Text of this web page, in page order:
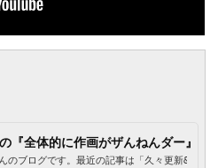
『全体的に作画がザんねんダー』
のブログです。最近の記事は「久々更新&